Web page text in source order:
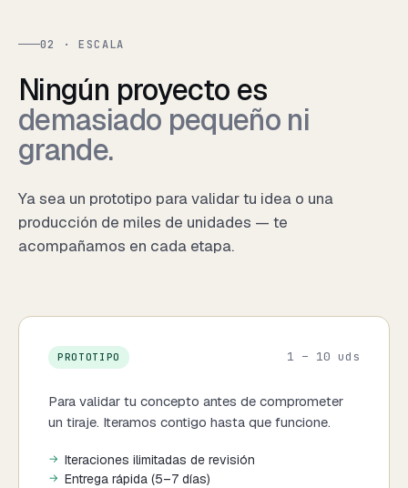
02 · ESCALA
Ningún proyecto es
demasiado pequeño ni
grande.
Ya sea un prototipo para validar tu idea o una
producción de miles de unidades — te
acompañamos en cada etapa.
PROTOTIPO 1 – 10 uds
Para validar tu concepto antes de comprometer
un tiraje. Iteramos contigo hasta que funcione.
Iteraciones ilimitadas de revisión
Entrega rápida (5–7 días)